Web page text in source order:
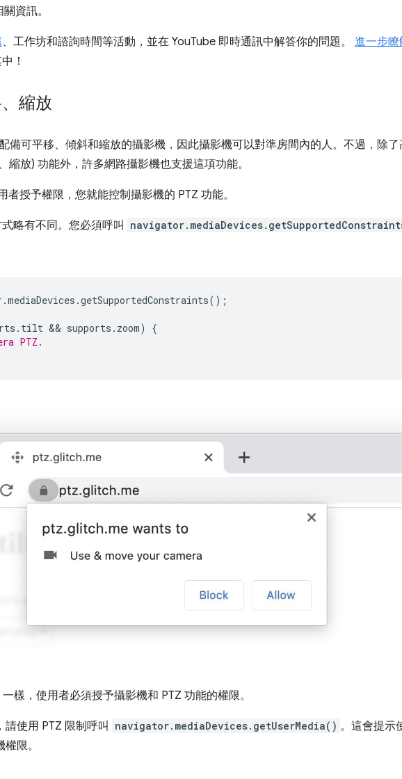
資訊。
、工作坊和諮詢時間等活動，並在 YouTube 即時通訊中解答你的問題。 進一步瞭
！
縮放
備可平移、傾斜和縮放的攝影機，因此攝影機可以對準房間內的人。不過，除
縮放) 功能外，許多網路攝影機也支援這項功能。
者授予權限，您就能控制攝影機的 PTZ 功能。
略有不同。您必須呼叫
.mediaDevices .getSupportedConstraints();
. tilt && supports . zoom)
{
PTZ.
樣，使用者必須授予攝影機和 PTZ 功能的權限。
使用 PTZ 限制呼叫 navigator.mediaDevices.getUserMedia() 。這會提示
限。